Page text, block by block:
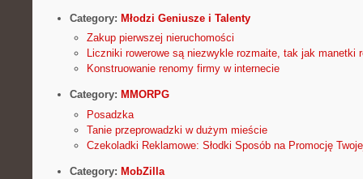
Category: Młodzi Geniusze i Talenty
Zakup pierwszej nieruchomości
Liczniki rowerowe są niezwykle rozmaite, tak jak manetki
Konstruowanie renomy firmy w internecie
Category: MMORPG
Posadzka
Tanie przeprowadzki w dużym mieście
Czekoladki Reklamowe: Słodki Sposób na Promocję
Category: MobZilla